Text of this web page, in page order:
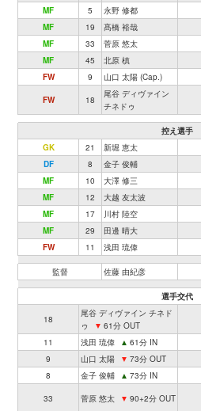
MF
5 永野 修都
MF
19 髙橋 裕哉
MF
33 菅原 悠太
MF
45 北原 槙
FW
9 山口 太陽 (Cap.)
FW 18
尾谷 ディヴァイン
チネドゥ
控え選手
GK
21 新堀 恵太
DF
8 金子 俊輔
MF
10 大澤 修三
MF
12 大越 友太波
MF
17 川村 陸空
MF
29 田邊 晴大
FW
11 浅田 琉偉
監督 佐藤 由紀彦
選手交代
18
尾谷 ディヴァイン チネド
ゥ
▼ 61分 OUT
11 浅田 琉偉 ▲ 61分 IN
9
山口 太陽 ▼ 73分 OUT
8
金子 俊輔 ▲ 73分 IN
33 菅原 悠太 ▼ 90+2分 OUT